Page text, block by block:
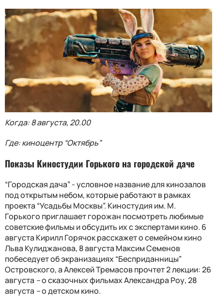
Когда: 8 августа, 20.00
Где: киноцентр “Октябрь”
Показы Киностудии Горького на городской даче
“Городская дача” - условное название для кинозалов
под открытым небом, которые работают в рамках
проекта “Усадьбы Москвы”. Киностудия им. М.
Горького приглашает горожан посмотреть любимые
советские фильмы и обсудить их с экспертами кино. 6
августа Кирилл Горячок расскажет о семейном кино
Льва Кулиджанова, 8 августа Максим Семенов
побеседует об экранизациях “Бесприданницы”
Островского, а Алексей Тремасов прочтет 2 лекции: 26
августа –о сказочных фильмах Александра Роу, 28
августа –о детском кино.